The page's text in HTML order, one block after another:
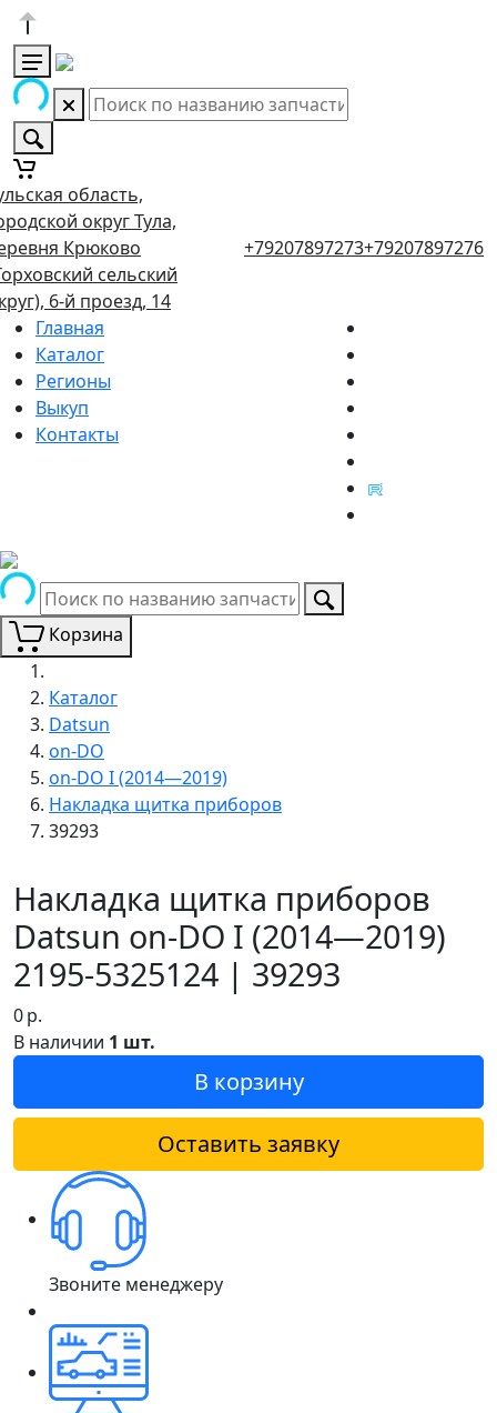
область,
округ Тула,
Крюково
сельский
6-й проезд, 14
+79207897273+79207897276
Главная
Каталог
Регионы
Выкуп
Контакты
Корзина
Каталог
Datsun
on-DO
on-DO I (2014—2019)
Накладка щитка приборов
39293
Накладка щитка приборов
Datsun on-DO I (2014—2019)
2195-5325124 | 39293
0р.
В наличии 1 шт.
В корзину
Оставить заявку
Звоните менеджеру